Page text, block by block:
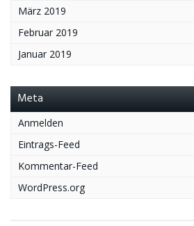
März 2019
Februar 2019
Januar 2019
Meta
Anmelden
Eintrags-Feed
Kommentar-Feed
WordPress.org